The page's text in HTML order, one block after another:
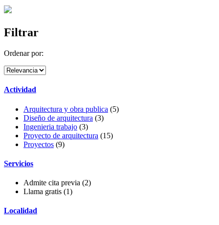
Filtrar
Ordenar por:
Actividad
Arquitectura y obra publica (5)
Diseño de arquitectura (3)
Ingenieria trabajo (3)
Proyecto de arquitectura (15)
Proyectos (9)
Servicios
Admite cita previa (2)
Llama gratis (1)
Localidad